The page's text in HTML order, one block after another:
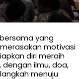
yang
motivasi
diri meraih
dengan ilmu, doa,
menuju